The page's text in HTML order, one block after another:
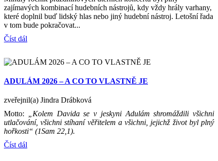
zajímavých kombinací hudebních nástrojů, kdy vždy hrály varhany,
které doplnil buď lidský hlas nebo jiný hudební nástroj. Letošní řada
v tom bude pokračovat...
Číst dál
ADULÁM 2026 – A CO TO VLASTNĚ JE
zveřejnil(a) Jindra Drábková
Motto:
„Kolem Davida se v jeskyni Adulám shromáždili všichni
utlačování, všichni stíhaní věřitelem a všichni, jejichž život byl plný
hořkosti“ (1Sam 22,1).
Číst dál